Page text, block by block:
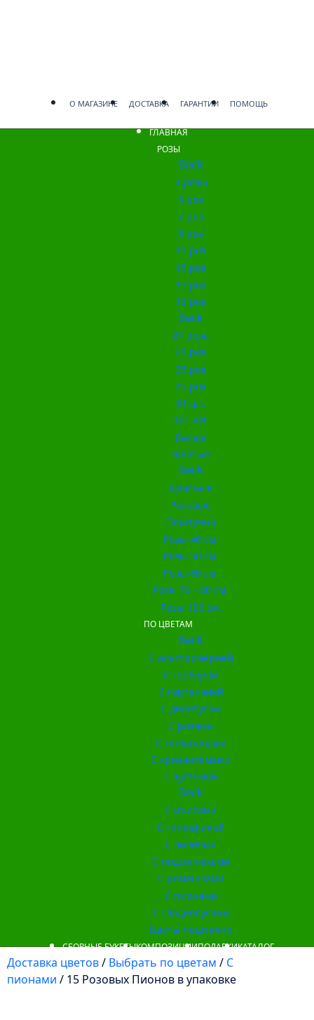
О МАГАЗИНЕ ДОСТАВКА ГАРАНТИИ ПОМОЩЬ
ГЛАВНАЯ
РОЗЫ
Back
3 розы
5 роз
7 роз
9 роз
11 роз
15 роз
17 роз
19 роз
Back
21 роза
25 роз
35 роз
45 роз
51 шт.
101 шт.
Белые
Жёлтые
Back
Красные
Розовые
Поштучно
Розы 40 см.
Розы 50 см.
Розы 60 см.
Розы 70 - 80 см.
Розы 100 см.
ПО ЦВЕТАМ
Back
С альстромерией
С герберой
С гортензией
С диантусом
С розами
С тюльпанами
С хризантемами
С эустомой
Back
С ирисами
С гипсофилой
С лилиями
С подсолнухами
С ромашками
С пионами
С гладиолусами
Цветы поштучно
СБОРНЫЕ БУКЕТЫКОМПОЗИЦИИПОДАРКИКАТАЛОГ
Доставка цветов/ Выбрать по цветам / С
пионами / 15 Розовых Пионов в упаковке